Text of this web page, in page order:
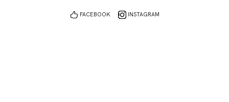
FACEBOOK INSTAGRAM